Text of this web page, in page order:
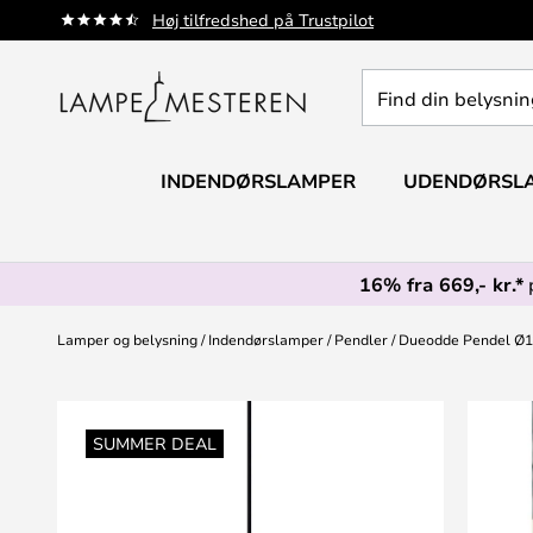
Høj tilfredshed på Trustpilot
Skip
to
din
INDENDØRSLAMPER
16% fra 669,- kr.*
Lamper og belysning Indendørslamper Pendler Dueodde Pendel
SUMMER DEAL